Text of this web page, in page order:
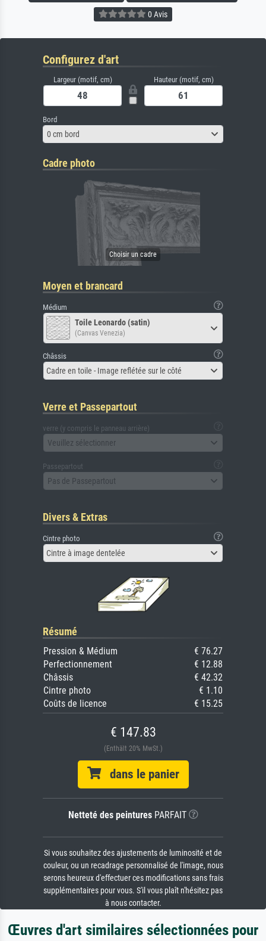
0 Avis
Configurez d'art
Largeur (motif, cm) Hauteur (motif, cm)
Bord
0 cm bord
Cadre photo
Moyen et brancard
Médium
Toile Leonardo (satin)
(Canvas Venezia)
Châssis
Cadre en toile - Image reflétée sur le côté
Verre et Passepartout
verre (y compris le panneau arrière)
Veuillez sélectionner
Passepartout
Pas de Passepartout
Divers & Extras
Cintre photo
Cintre à image dentelée
Résumé
Pression & Médium
€ 76.27
Perfectionnement
€ 12.88
Châssis
€ 42.32
Cintre photo
€ 1.10
Coûts de licence
€ 15.25
€ 147.83
(Enthält 20% MwSt.)
dans le panier
Netteté des peinturesPARFAIT
Si vous souhaitez des ajustements de luminosité et de
couleur, ou un recadrage personnalisé de l'image, nous
serons heureux d'effectuer ces modifications sans frais
supplémentaires pour vous. S'il vous plaît n'hésitez pas
à nous contacter.
Œuvres d'art similaires sélectionnées pour